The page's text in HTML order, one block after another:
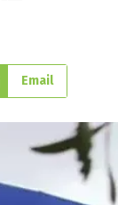
Email